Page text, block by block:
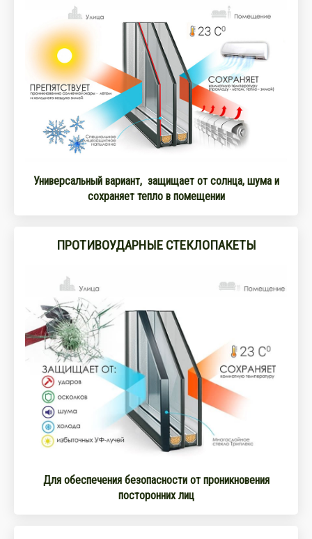
Универсальный вариант, защищает от солнца, шума и
сохраняет тепло в помещении
ПРОТИВОУДАРНЫЕ СТЕКЛОПАКЕТЫ
Для обеспечения безопасности от проникновения
посторонних лиц